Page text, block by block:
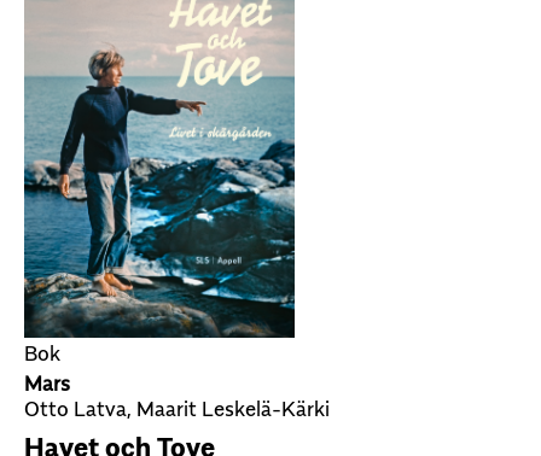
Bok
Mars
Otto Latva, Maarit Leskelä-Kärki
Havet och Tove